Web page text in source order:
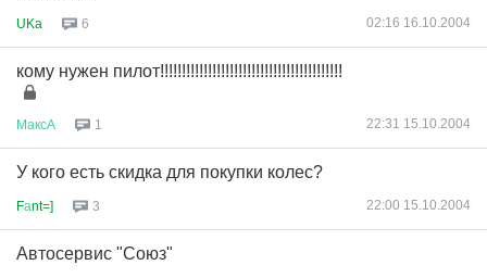
UKa 6 02:16 16.10.2004
кому нужен пилот!!!!!!!!!!!!!!!!!!!!!!!!!!!!!!!!!!!!!!!!!!
МаксА 1 22:31 15.10.2004
У кого есть скидка для покупки колес?
Fаnt=] 3 22:00 15.10.2004
Автосервис "Союз"